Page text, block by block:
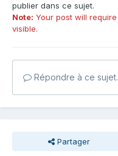
publier dans ce sujet.
Note: Your post will
visible.
Répondre à ce
Partager